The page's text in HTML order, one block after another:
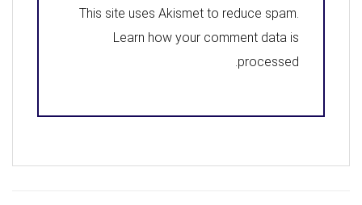
This site uses Akismet to reduce spam.
Learn how your comment data is
processed
.